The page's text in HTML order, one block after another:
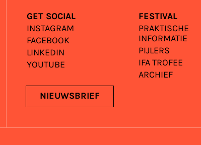
GET SOCIAL
INSTAGRAM
FACEBOOK
LINKEDIN
YOUTUBE
NIEUWSBRIEF
FESTIVAL
PRAKTISCHE
INFORMATIE
PIJLERS
IFA TROFEE
ARCHIEF